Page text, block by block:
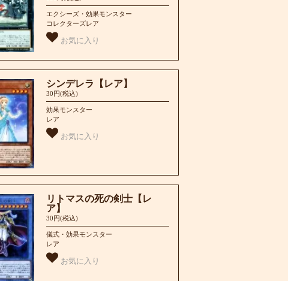
エクシーズ・効果モンスター
コレクターズレア
お気に入り
シンデレラ【レア】
30円(税込)
効果モンスター
レア
お気に入り
リトマスの死の剣士【レ
ア】
30円(税込)
儀式・効果モンスター
レア
お気に入り